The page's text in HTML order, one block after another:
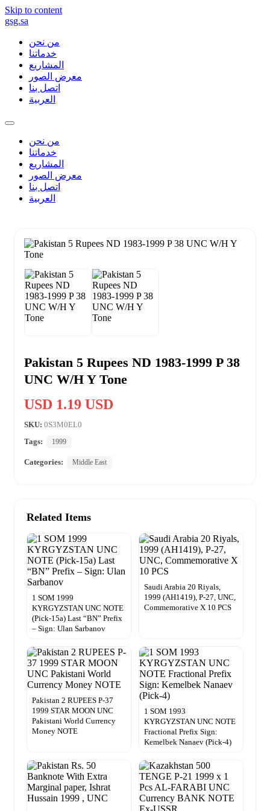
Skip to content
gsg.sa
من نحن
خدماتنا
المشاريع
معرض الصور
اتصل بنا
العربية
من نحن
خدماتنا
المشاريع
معرض الصور
اتصل بنا
العربية
Pakistan 5 Rupees ND 1983-1999 P 38
UNC W/H Y Tone
USD 1.19 USD
SKU: 0S3M0EL0
Tags:
1999
Categories: Middle East
Related Items
1 SOM 1999
KYRGYZSTAN UNC NOTE
(Pick-15a) Last “BN” Prefix
– Sign: Ulan Sarbanov
Saudi Arabia 20 Riyals,
1999 (AH1419), P-27, UNC,
Commemorative X 10 PCS
Pakistan 2 RUPEES P-37
1999 STAR MOON UNC
Pakistani World Currency
Money NOTE
1 SOM 1993
KYRGYZSTAN UNC NOTE
Fractional Prefix Sign:
Kemelbek Nanaev (Pick-4)